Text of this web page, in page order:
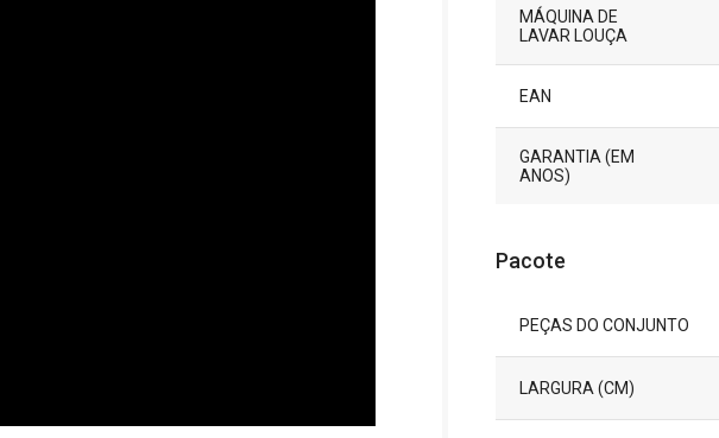
MÁQUINA DE
LAVAR LOUÇA
EAN
GARANTIA (EM
ANOS)
Pacote
PEÇAS DO CONJUNTO
LARGURA (CM)